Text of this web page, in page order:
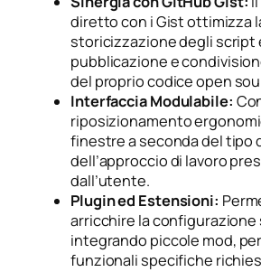
diretto con i Gist ottimizza
storicizzazione degli script
pubblicazione e
del proprio codice open
Interfaccia Modulabile:
riposizionamento
finestre a seconda del tipo
dell’approccio di lavoro
dall’utente.
Plugin ed Estensioni:
arricchire la configurazione
integrando piccole mod,
funzionali specifiche